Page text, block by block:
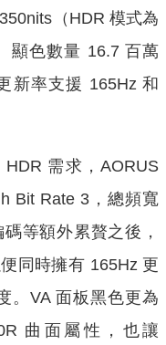
（HDR 模式為
顯色數量 16.7 百萬
新率支援 165Hz 和
需求，AORUS
Bit Rate 3，總頻寬
等額外累贅之後，
同時擁有 165Hz 更
。VA 面板黑色更為
曲面屬性，也讓